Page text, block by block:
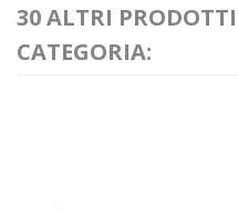
30 ALTRI
CATEGORIA: